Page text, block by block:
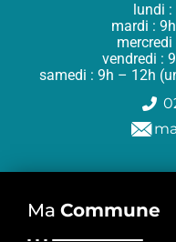
lundi
mardi :
vendredi :
samedi : 9h – 12h
Ma Commune